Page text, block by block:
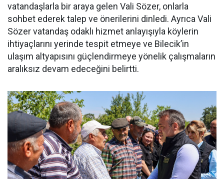
vatandaşlarla bir araya gelen Vali Sözer, onlarla
sohbet ederek talep ve önerilerini dinledi. Ayrıca Vali
Sözer vatandaş odaklı hizmet anlayışıyla köylerin
ihtiyaçlarını yerinde tespit etmeye ve Bilecik’in
ulaşım altyapısını güçlendirmeye yönelik çalışmaların
aralıksız devam edeceğini belirtti.